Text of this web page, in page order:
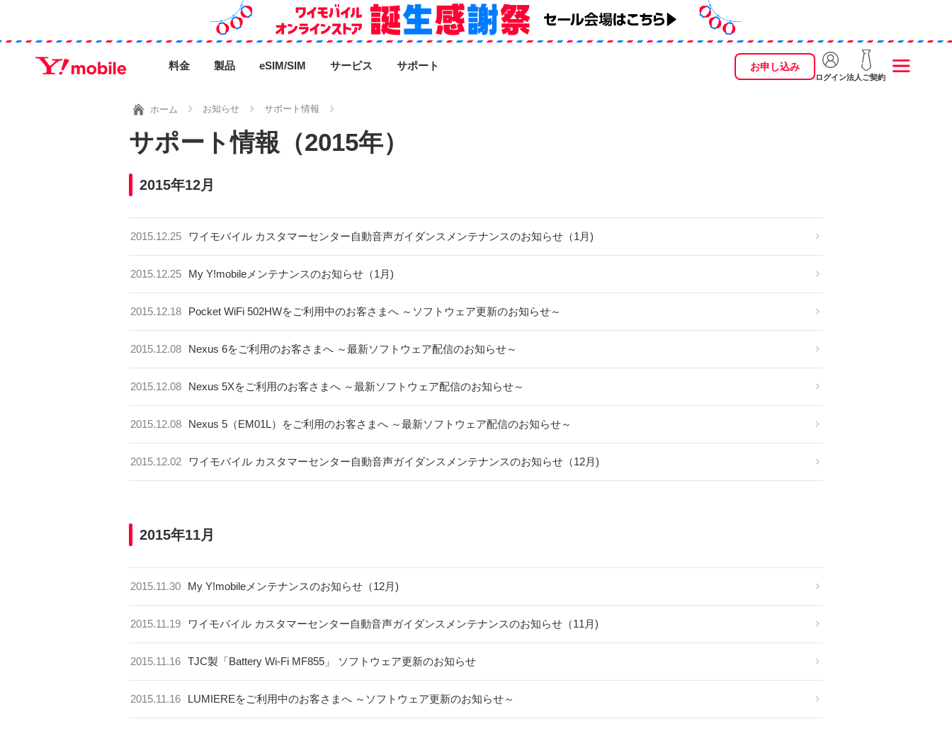
料金 製品 eSIM/SIM サービス サポート お申し込み
ログイン法人ご契約
ホーム お知らせ サポート情報
サポート情報（2015年）
2015年12月
2015.12.25 ワイモバイル カスタマーセンター自動音声ガイダンスメンテナンスのお知らせ（1月)
2015.12.25 My Y!mobileメンテナンスのお知らせ（1月)
2015.12.18 Pocket WiFi 502HWをご利用中のお客さまへ ～ソフトウェア更新のお知らせ～
2015.12.08 Nexus 6をご利用のお客さまへ ～最新ソフトウェア配信のお知らせ～
2015.12.08 Nexus 5Xをご利用のお客さまへ ～最新ソフトウェア配信のお知らせ～
2015.12.08 Nexus 5（EM01L）をご利用のお客さまへ ～最新ソフトウェア配信のお知らせ～
2015.12.02 ワイモバイル カスタマーセンター自動音声ガイダンスメンテナンスのお知らせ（12月)
2015年11月
2015.11.30 My Y!mobileメンテナンスのお知らせ（12月)
2015.11.19 ワイモバイル カスタマーセンター自動音声ガイダンスメンテナンスのお知らせ（11月)
2015.11.16 TJC製「Battery Wi-Fi MF855」 ソフトウェア更新のお知らせ
2015.11.16 LUMIEREをご利用中のお客さまへ ～ソフトウェア更新のお知らせ～